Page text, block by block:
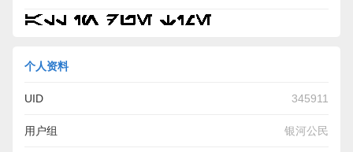
个人资料
UID 345911
用户组 银河公民